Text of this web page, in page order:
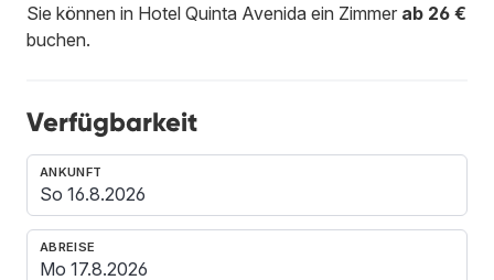
Sie können in Hotel Quinta Avenida ein Zimmer ab 26 €
buchen.
Verfügbarkeit
ANKUNFT
ABREISE